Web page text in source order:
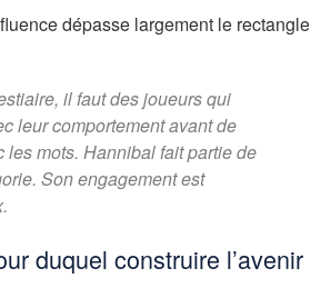
dépasse largement le rectangle
il faut des joueurs qui
leur comportement avant de
les mots. Hannibal fait partie de
Son engagement est
duquel construire l’avenir